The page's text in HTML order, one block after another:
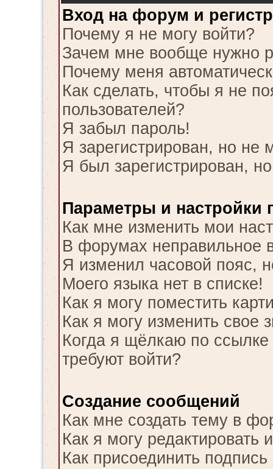
Вход на форум и
Почему я не могу войти?
Зачем мне вообще нужно
Почему меня
Как сделать, чтобы я не
пользователей?
Я забыл пароль!
Я зарегистрирован, но не
Я был зарегистрирован,
Параметры и настройки
Как мне изменить мои
В форумах неправильное
Я изменил часовой пояс,
Моего языка нет в списке!
Как я могу поместить
Как я могу изменить свое
Когда я щёлкаю по
требуют войти?
Создание сообщений
Как мне создать тему в
Как я могу
Как присоединить